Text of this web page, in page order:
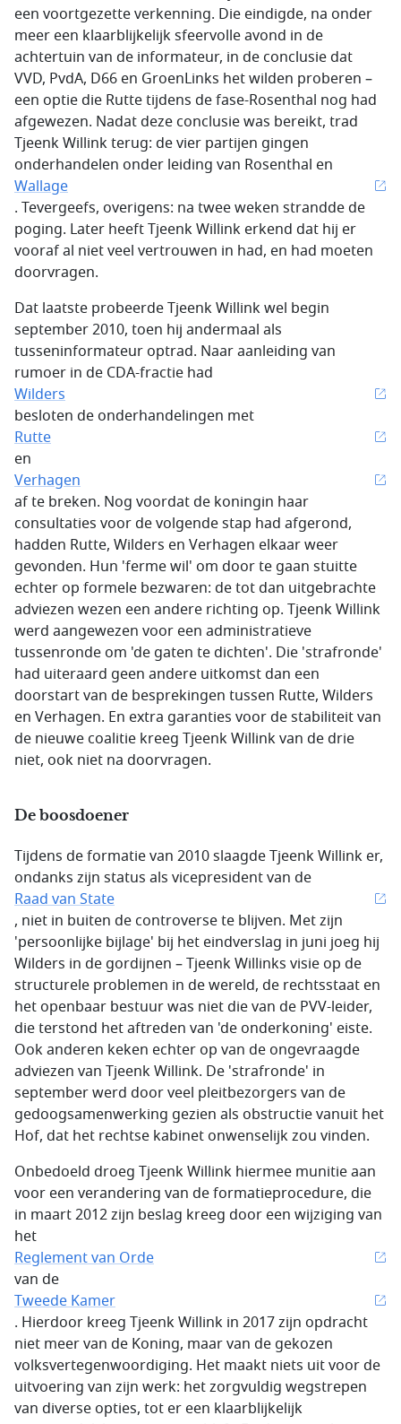
een voortgezette verkenning. Die eindigde, na onder
meer een klaarblijkelijk sfeervolle avond in de
achtertuin van de informateur, in de conclusie dat
VVD, PvdA, D66 en GroenLinks het wilden proberen –
een optie die Rutte tijdens de fase-Rosenthal nog had
afgewezen. Nadat deze conclusie was bereikt, trad
Tjeenk Willink terug: de vier partijen gingen
onderhandelen onder leiding van Rosenthal en
Wallage
. Tevergeefs, overigens: na twee weken strandde de
poging. Later heeft Tjeenk Willink erkend dat hij er
vooraf al niet veel vertrouwen in had, en had moeten
doorvragen.
Dat laatste probeerde Tjeenk Willink wel begin
september 2010, toen hij andermaal als
tusseninformateur optrad. Naar aanleiding van
rumoer in de CDA-fractie had
Wilders
besloten de onderhandelingen met
Rutte
en
Verhagen
af te breken. Nog voordat de koningin haar
consultaties voor de volgende stap had afgerond,
hadden Rutte, Wilders en Verhagen elkaar weer
gevonden. Hun 'ferme wil' om door te gaan stuitte
echter op formele bezwaren: de tot dan uitgebrachte
adviezen wezen een andere richting op. Tjeenk Willink
werd aangewezen voor een administratieve
tussenronde om 'de gaten te dichten'. Die 'strafronde'
had uiteraard geen andere uitkomst dan een
doorstart van de besprekingen tussen Rutte, Wilders
en Verhagen. En extra garanties voor de stabiliteit van
de nieuwe coalitie kreeg Tjeenk Willink van de drie
niet, ook niet na doorvragen.
De boosdoener
Tijdens de formatie van 2010 slaagde Tjeenk Willink er,
ondanks zijn status als vicepresident van de
Raad van State
, niet in buiten de controverse te blijven. Met zijn
'persoonlijke bijlage' bij het eindverslag in juni joeg hij
Wilders in de gordijnen – Tjeenk Willinks visie op de
structurele problemen in de wereld, de rechtsstaat en
het openbaar bestuur was niet die van de PVV-leider,
die terstond het aftreden van 'de onderkoning' eiste.
Ook anderen keken echter op van de ongevraagde
adviezen van Tjeenk Willink. De 'strafronde' in
september werd door veel pleitbezorgers van de
gedoogsamenwerking gezien als obstructie vanuit het
Hof, dat het rechtse kabinet onwenselijk zou vinden.
Onbedoeld droeg Tjeenk Willink hiermee munitie aan
voor een verandering van de formatieprocedure, die
in maart 2012 zijn beslag kreeg door een wijziging van
het
Reglement van Orde
van de
Tweede Kamer
. Hierdoor kreeg Tjeenk Willink in 2017 zijn opdracht
niet meer van de Koning, maar van de gekozen
volksvertegenwoordiging. Het maakt niets uit voor de
uitvoering van zijn werk: het zorgvuldig wegstrepen
van diverse opties, tot er een klaarblijkelijk